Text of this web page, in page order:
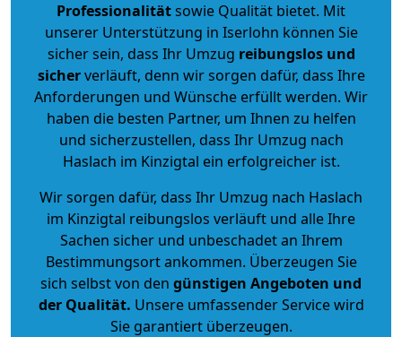
Professionalitätsowie Qualität bietet. Mit
unserer Unterstützung in Iserlohn können Sie
sicher sein, dass Ihr Umzug reibungslos und
sicherverläuft, denn wir sorgen dafür, dass Ihre
Anforderungen und Wünsche erfüllt werden. Wir
haben die besten Partner, um Ihnen zu helfen
und sicherzustellen, dass Ihr Umzug nach
Haslach im Kinzigtal ein erfolgreicher ist.
Wir sorgen dafür, dass Ihr Umzug nach Haslach
im Kinzigtal reibungslos verläuft und alle Ihre
Sachen sicher und unbeschadet an Ihrem
Bestimmungsort ankommen. Überzeugen Sie
sich selbst von den günstigen Angeboten und
der Qualität. Unsere umfassender Service wird
Sie garantiert überzeugen.